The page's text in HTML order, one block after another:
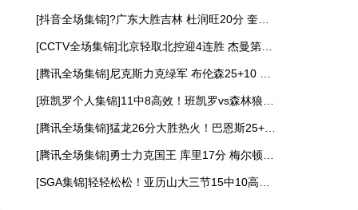
[抖音全场集锦]?广东大胜吉林 杜润旺20分 奎因29+7+7 摩尔空砍31分
[CCTV全场集锦]北京轻取北控迎4连胜 杰曼第三节19分 周琦15+12 朱松玮15分
[腾讯全场集锦]尼克斯力克绿军 布伦森25+10 哈特26分 塔图姆空砍24+13+8
[班凯罗个人集锦]11中8高效！班凯罗vs森林狼拿下20+8+6集锦
[腾讯全场集锦]猛龙26分大胜热火！巴恩斯25+8+5 英格拉姆23+6 维金斯24+5
[腾讯全场集锦]勇士力克国王 库里17分 梅尔顿21+5&波杰20分 雷诺17+8
[SGA集锦]轻轻松松！亚历山大三节15中10高效拿下25分1板8助2断 正负值+32